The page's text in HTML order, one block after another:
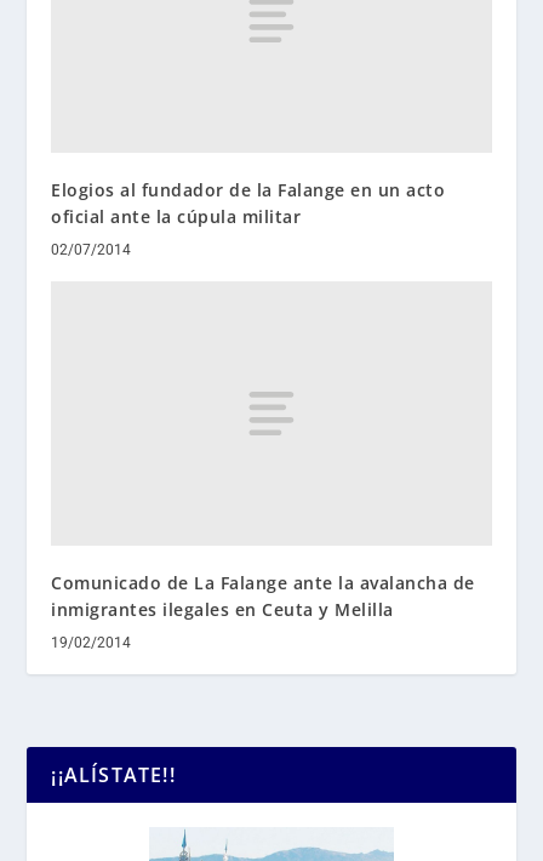
Elogios al fundador de la Falange en un acto
oficial ante la cúpula militar
02/07/2014
Comunicado de La Falange ante la avalancha de
inmigrantes ilegales en Ceuta y Melilla
19/02/2014
¡¡ALÍSTATE!!